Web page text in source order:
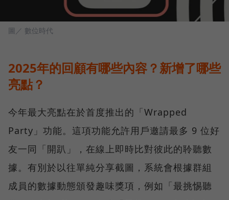
圖／ 數位時代
2025年的回顧有哪些內容？新增了哪些
亮點？
今年最大亮點在於首度推出的「Wrapped
Party」功能。這項功能允許用戶邀請最多 9 位好
友一同「開趴」，在線上即時比對彼此的聆聽數
據。有別於以往單純分享截圖，系統會根據群組
成員的數據動態頒發趣味獎項，例如「最挑惕聽